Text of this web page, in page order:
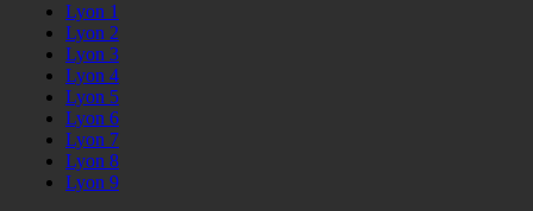
Lyon 1
Lyon 2
Lyon 3
Lyon 4
Lyon 5
Lyon 6
Lyon 7
Lyon 8
Lyon 9